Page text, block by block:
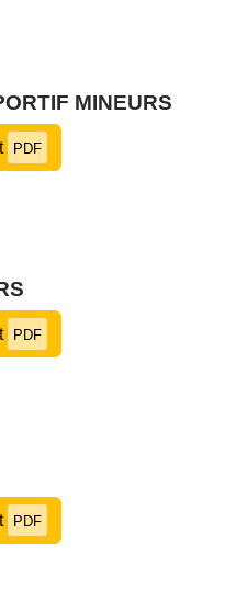
MINEURS
PDF
PDF
PDF